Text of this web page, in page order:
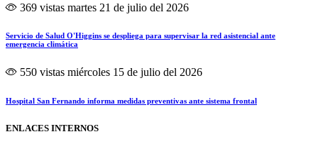
369 vistas martes 21 de julio del 2026
Servicio de Salud O'Higgins se despliega para supervisar la red asistencial ante
emergencia climática
550 vistas miércoles 15 de julio del 2026
Hospital San Fernando informa medidas preventivas ante sistema frontal
ENLACES INTERNOS